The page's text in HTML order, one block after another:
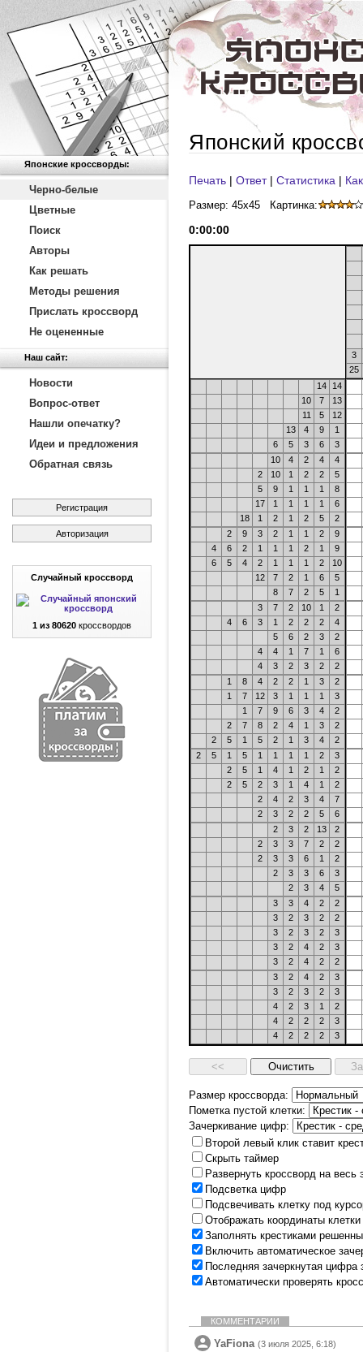
Японские кроссворды:
Черно-белые
Цветные
Поиск
Авторы
Как решать
Методы решения
Прислать кроссворд
Не оцененные
Наш сайт:
Новости
Вопрос-ответ
Нашли опечатку?
Идеи и предложения
Обратная связь
Регистрация
Авторизация
Случайный кроссворд
1 из 80620 кроссвордов
Японский
Печать | Ответ| Статистика |
Размер: 45x45 Картинка:
0:00:00
3
25
14
14
10
7
13
11
5
12
13
4 9
1
6
5 3 6
3
10
4 2 4
4
2
10 1 2 2
5
5
9 1 1 1
8
17
1 1 1 1
6
18
1 2 1 2 5
2
2
9 3 2 1 1 2
9
4
6 2 1 1 1 2 1
9
6
5 4 2 1 1 1 2
10
12
7 2 1 6
5
8
7 2 5
1
3
7 2 10 1
2
4
6 3 1 2 2 2
4
5
6 2 3
2
4
4 1 7 1
6
4
3 2 3 2
2
1
8 4 2 2 1 3
2
1
7 12 3 1 1 1
3
1
7 9 6 3 4
2
2
7 8 2 4 1 3
2
2
5 1 5 2 1 3 4
2
2
5 1 5 1 1 1 1 2
3
2
5 1 4 1 2 1
2
2
5 2 3 1 4 1
2
2
4 2 3 4
7
2
3 2 2 5
6
2
3 2 13
2
2
3 3 7 2
2
2
3 3 6 1
2
2
3 3 6
3
2
3 4
5
3
3 4 2
2
3
2 3 2
2
3
2 3 2
3
3
2 4 2
3
3
2 4 2
2
3
2 4 2
3
3
2 3 2
3
4
2 3 1
2
4
2 2 2
3
4
2 2 2 3
Размер кроссворда:
Пометка пустой клетки:
Зачеркивание цифр:
Второй левый клик ставит
Скрыть таймер
Развернуть кроссворд на
Подсветка цифр
Подсвечивать клетку под
Отображать координаты
Заполнять крестиками
Включить автоматическое
Последняя зачеркнутая цифра
Автоматически проверять
КОММЕНТАРИИ
YaFiona (3 июля 2025, 6:18)